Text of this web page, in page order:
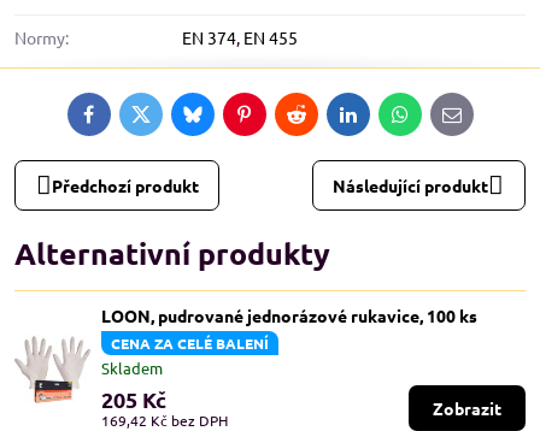
Normy: EN 374, EN 455
FacebookTwitterBlueskyPinterestRedditLinkedInWhatsApp
E-
mail
Předchozí produkt Následující produkt
Alternativní produkty
LOON, pudrované jednorázové rukavice, 100 ks
CENA ZA CELÉ BALENÍ
Skladem
205 Kč
169,42 Kč bez DPH
Zobrazit